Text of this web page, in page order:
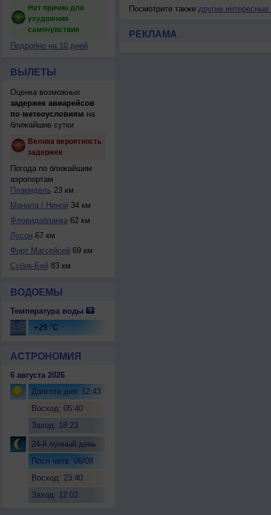
Нет причин для
ухудшения
самочувствия
Подробно на 10 дней
ВЫЛЕТЫ
Оценка возможных
задержек авиарейсов
по метеоусловиям на
ближайшие сутки
Велика вероятность
задержек
Погода по ближайшим
аэропортам
Пларидель 23 км
Манила / Ниной 34 км
Флоридабланка62 км
Лусон 67 км
Форт Магсейсей 69 км
Субик-Бей 83 км
ВОДОЕМЫ
Температура воды
+29 °C
АСТРОНОМИЯ
6 августа 2026
Долгота дня: 12:43
Восход: 05:40
Заход: 18:23
24-й лунный день
Посл.четв. 06/08
Восход: 23:40
Заход: 12:02
Посмотрите также другие интересные
РЕКЛАМА